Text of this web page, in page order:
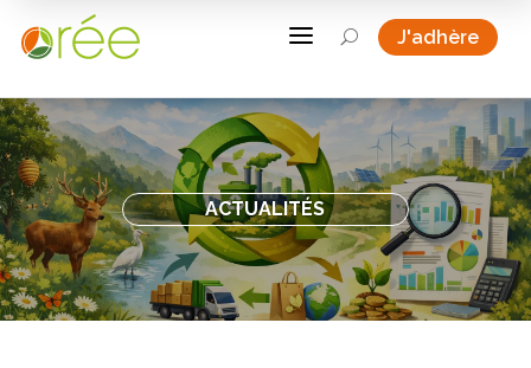
a U J'adhère
ACTUALITÉS